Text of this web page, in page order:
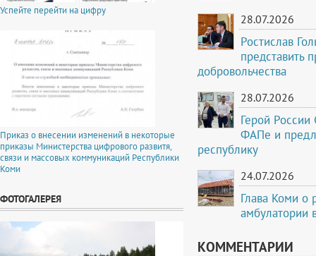
Успейте перейти на цифру
Приказ о внесении изменений в некоторые
приказы Министерства цифрового развитя,
связи и массовых коммуникаций Республики
Коми
ФОТОГАЛЕРЕЯ
28.07.2026
Ростислав
представить
добровольчества
28.07.2026
Герой
ФАПе и
республику
24.07.2026
Глава Коми о
амбулатории
КОММЕНТАРИИ